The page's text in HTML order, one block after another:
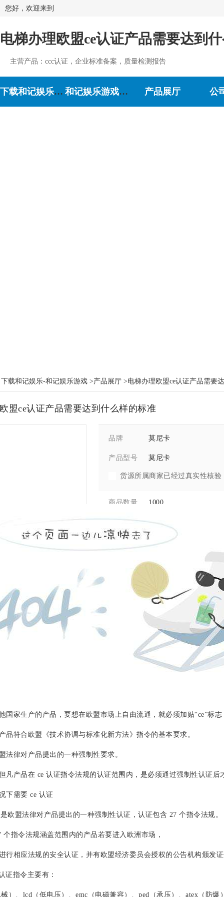
您好，欢迎来到
电梯办理欧盟ce认证产品需要达到
主营产品：ccc认证，企业标准备案，质量检测报告
下载和记娱乐-和记娱乐游戏 和记娱乐游戏的介绍 产品展厅 公
下载和记娱乐-和记娱乐游戏 >产品展厅 >电梯办理欧盟ce认证产品需要
盟ce认证产品需要达到什么样的标准
品牌 莫尼卡
产品型号 莫尼卡
货源所属商家已经过真实性核验
商品数量 1000
所属系列
关键词 电梯欧盟ce认证
数量
留言询价
生产的产品，要想在欧盟市场上自由流通，就必须加贴“ce”标志
合欧盟《技术协调与标准化新方法》指令的基本要求。
对产品提出的一种强制性要求。
品在 ce 认证指令法规的认证范围内，是必须通过强制性认证后
需要 ce 认证
盟法律对产品提出的一种强制性认证，认证包含 27 个指令法规。
令法规涵盖范围内的产品若要进入欧洲市场，
应法规的安全认证，并有欧盟经济委员会授权的公告机构颁发
指令主要有：
、lcd（低电压）、emc（电磁兼容）、ped（承压）、atex（防爆